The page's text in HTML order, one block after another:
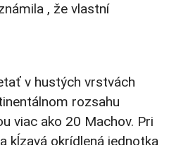
, že vlastní
v hustých vrstvách
rozsahu
viac ako 20 Machov. Pri
kĺzavá okrídlená jednotka